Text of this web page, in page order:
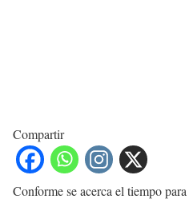
Compartir
Conforme se acerca el tiempo